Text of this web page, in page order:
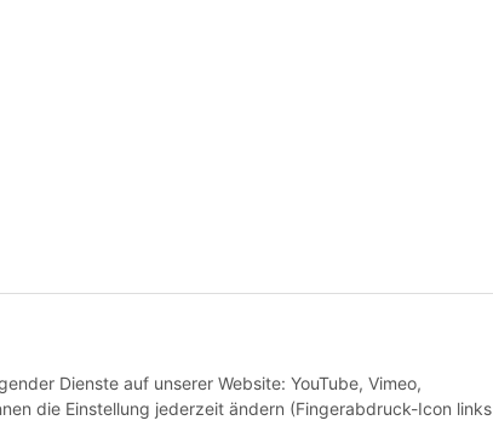
Alle Preise inkl. MwSt.
Dienste auf unserer Website: YouTube, Vimeo,
die Einstellung jederzeit ändern (Fingerabdruck-Icon links